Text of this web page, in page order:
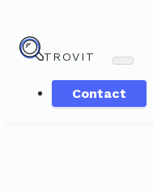
TROVIT
Contact